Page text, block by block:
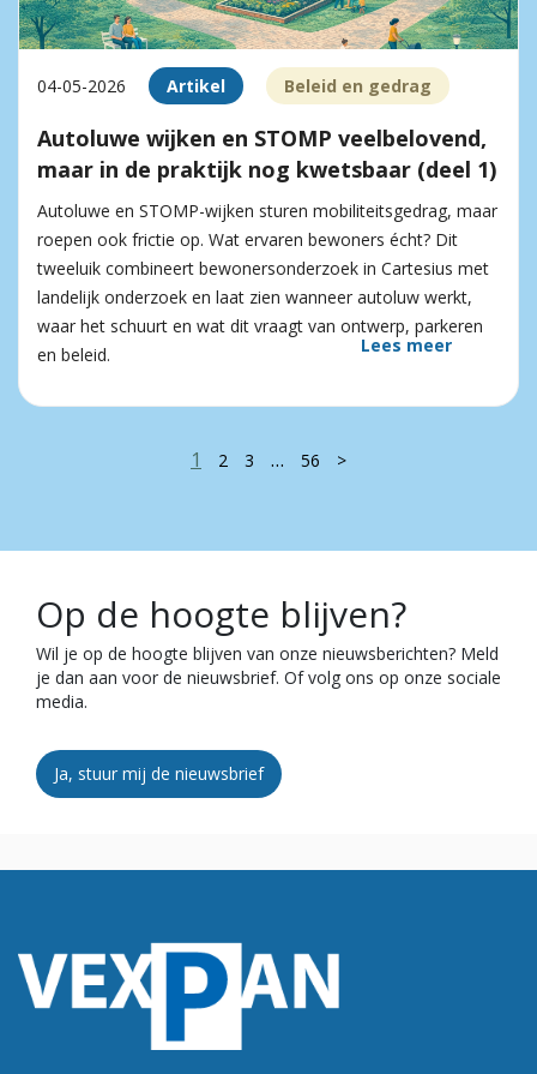
04-05-2026 Artikel Beleid en gedrag
Autoluwe wijken en STOMP veelbelovend,
maar in de praktijk nog kwetsbaar (deel 1)
Autoluwe en STOMP-wijken sturen mobiliteitsgedrag, maar
roepen ook frictie op. Wat ervaren bewoners écht? Dit
tweeluik combineert bewonersonderzoek in Cartesius met
landelijk onderzoek en laat zien wanneer autoluw werkt,
waar het schuurt en wat dit vraagt van ontwerp, parkeren
en beleid.
Lees meer
1 2 3 … 56 >
Op de hoogte blijven?
Wil je op de hoogte blijven van onze nieuwsberichten? Meld
je dan aan voor de nieuwsbrief. Of volg ons op onze sociale
media.
Ja, stuur mij de nieuwsbrief